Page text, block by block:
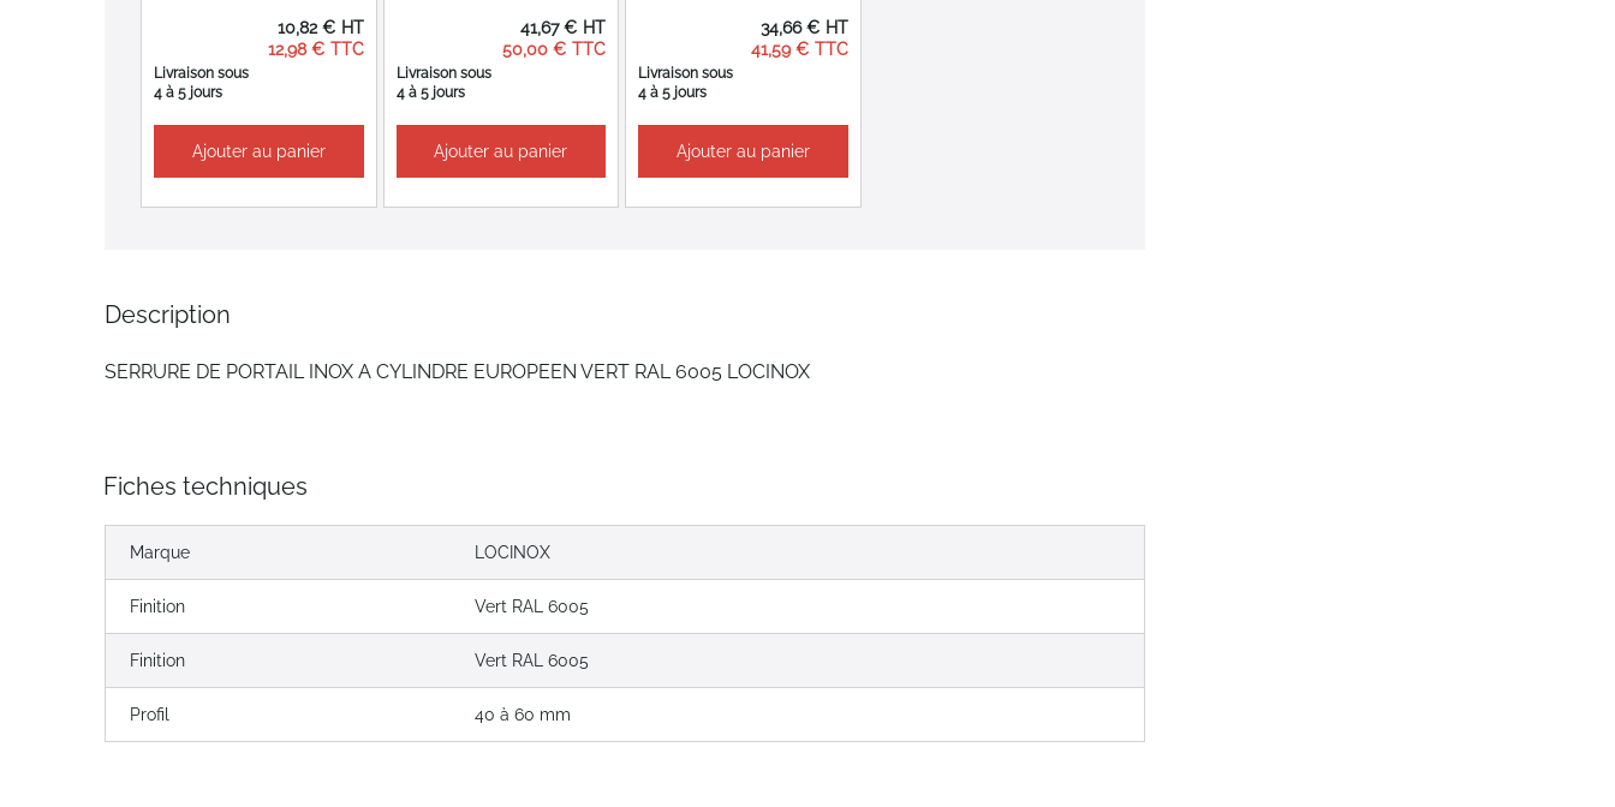
Description
SERRURE DE PORTAIL INOX A CYLINDRE EUROPEEN VERT RAL 6005 LOCINOX
Fiches techniques
Marque LOCINOX
Finition Vert RAL 6005
Finition Vert RAL 6005
Profil 40 à 60 mm
Livraison sous
4 à 5 jours
12,98 €
10,82 €
Ajouter au panier
Livraison sous
4 à 5 jours
50,00 €
41,67 €
Ajouter au panier
Livraison sous
4 à 5 jours
41,59 €
34,66 €
Ajouter au panier